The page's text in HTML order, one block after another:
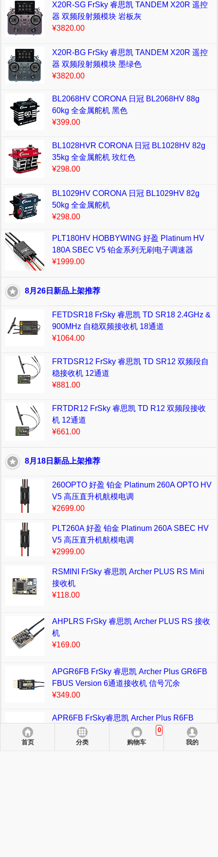
X20R-SG FrSky 睿思凯 TANDEM X20R 遥控
器 双频段射频模块 岩板灰
¥3820.00
X20R-BG FrSky 睿思凯 TANDEM X20R 遥控
器 双频段射频模块 墨绿色
¥3820.00
BL2068HV CORONA 日冠 BL2068HV 88g
60kg 全金属舵机 黑色
¥399.00
BL1028HVR CORONA 日冠 BL1028HV 82g
35kg 全金属舵机 玫红色
¥298.00
BL1029HV CORONA 日冠 BL1029HV 82g
50kg 全金属舵机
¥298.00
PLT180HV HOBBYWING 好盈 Platinum HV
180A SBEC V5 铂金系列无刷电子调速器
¥1999.00
8月26日新品上架推荐
FETDSR18 FrSky 睿思凯 TD SR18 2.4GHz &
900MHz 自稳双频接收机 18通道
¥1064.00
FRTDSR12 FrSky 睿思凯 TD SR12 双频段自
稳接收机 12通道
¥881.00
FRTDR12 FrSky 睿思凯 TD R12 双频段接收
机 12通道
¥661.00
8月18日新品上架推荐
260OPTO 好盈 铂金 Platinum 260A OPTO HV
V5 高压直升机航模电调
¥2699.00
PLT260A 好盈 铂金 Platinum 260A SBEC HV
V5 高压直升机航模电调
¥2999.00
RSMINI FrSky 睿思凯 Archer PLUS RS Mini
接收机
¥118.00
AHPLRS FrSky 睿思凯 Archer PLUS RS 接收
机
¥169.00
APGR6FB FrSky 睿思凯 Archer Plus GR6FB
FBUS Version 6通道接收机 信号冗余
¥349.00
APR6FB FrSky睿思凯 Archer Plus R6FB
FBUS Version 6通道接收机 信号冗余
¥299.00
首页 分类 购物车
0
我的